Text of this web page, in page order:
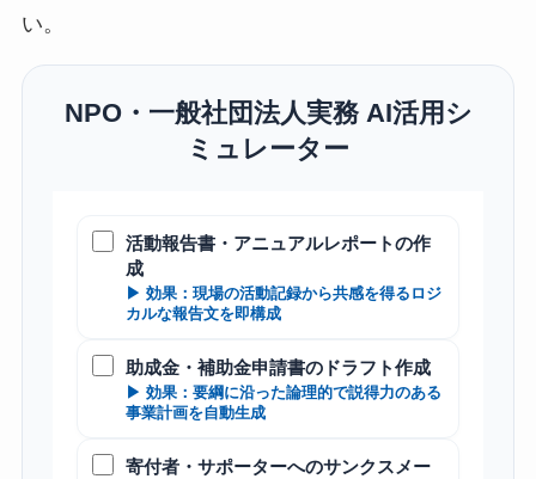
い。
NPO・一般社団法人実務 AI活用シ
ミュレーター
活動報告書・アニュアルレポートの作
成
▶ 効果：現場の活動記録から共感を得るロジ
カルな報告文を即構成
助成金・補助金申請書のドラフト作成
▶ 効果：要綱に沿った論理的で説得力のある
事業計画を自動生成
寄付者・サポーターへのサンクスメー